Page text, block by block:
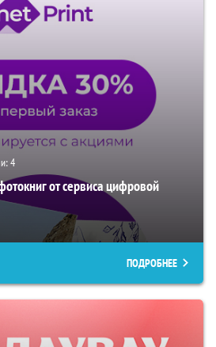
4
от сервиса цифровой
ПОДРОБНЕЕ